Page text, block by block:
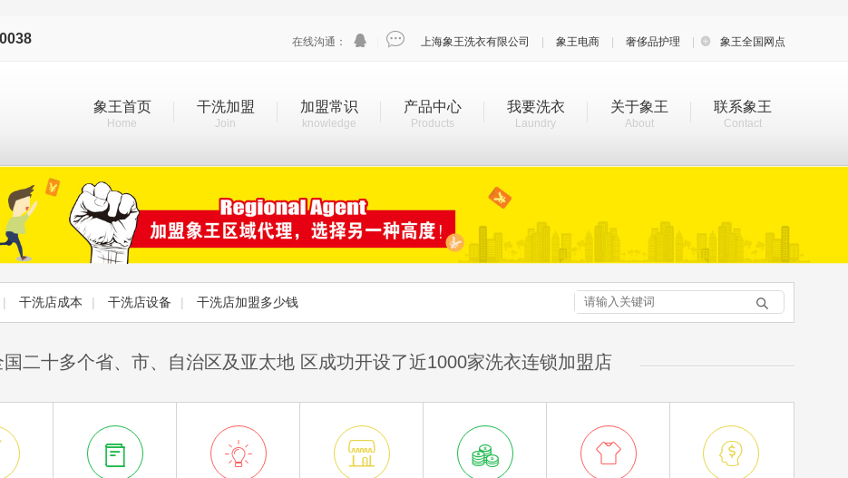
在线沟通：   上海象王洗衣有限公司 象王电商 奢侈品护理  象王全国网点
象王首页
Home
干洗加盟
Join
加盟常识
knowledge
产品中心
Products
我要洗衣
Laundry
关于象王
About
联系象王
Contact
| 干洗店成本 | 干洗店设备 | 干洗店加盟多少钱 
二十多个省、市、自治区及亚太地 区成功开设了近1000家洗衣连锁加盟店
     